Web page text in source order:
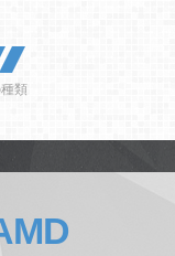
類